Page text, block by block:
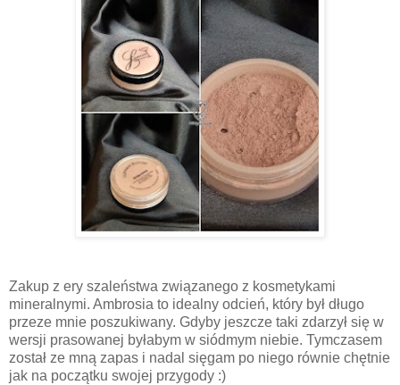
Zakup z ery szaleństwa związanego z kosmetykami
mineralnymi. Ambrosia to idealny odcień, który był długo
przeze mnie poszukiwany. Gdyby jeszcze taki zdarzył się w
wersji prasowanej byłabym w siódmym niebie. Tymczasem
został ze mną zapas i nadal sięgam po niego równie chętnie
jak na początku swojej przygody :)